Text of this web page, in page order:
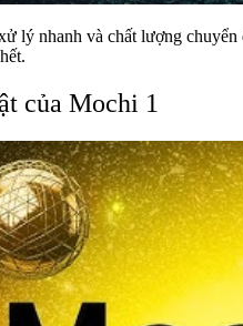
lý nhanh và chất lượng
của Mochi 1